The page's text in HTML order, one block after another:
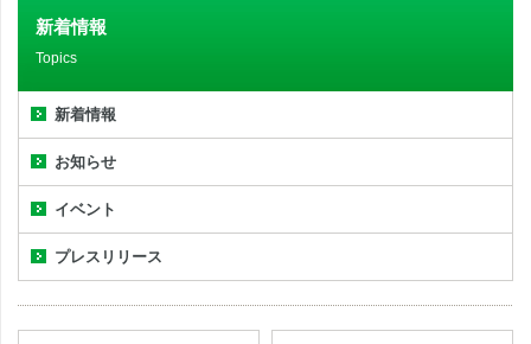
新着情報
Topics
新着情報
お知らせ
イベント
プレスリリース